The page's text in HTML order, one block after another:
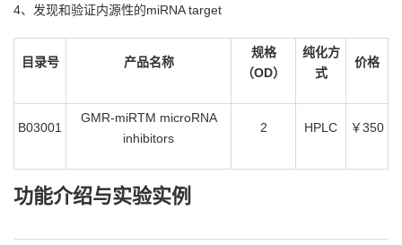
4、发现和验证内源性的miRNA target
目录号 产品名称
规格
（OD）
纯化方
式
价格
B03001
GMR-miRTM microRNA
inhibitors
2 HPLC ￥350
功能介绍与实验实例